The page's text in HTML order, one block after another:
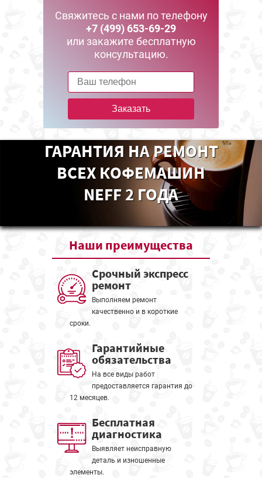
Свяжитесь с нами по телефону
+7 (499) 653-69-29
или закажите бесплатную
консультацию.
Заказать
ГАРАНТИЯ НА РЕМОНТ
ВСЕХ КОФЕМАШИН
NEFF 2 ГОДА
Наши преимущества
Срочный экспресс
ремонт
Выполняем ремонт
качественно и в короткие
сроки.
Гарантийные
обязательства
На все виды работ
предоставляется гарантия до
12 месяцев.
Бесплатная
диагностика
Выявляет неисправную
деталь и изношенные
элементы.